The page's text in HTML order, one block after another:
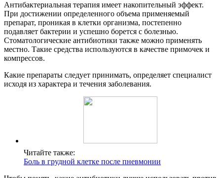
Антибактериальная терапия имеет накопительный эффект.
При достижении определенного объема применяемый
препарат, проникая в клетки организма, постепенно
подавляет бактерии и успешно борется с болезнью.
Стоматологические антибиотики также можно применять
местно. Такие средства используются в качестве примочек и
компрессов.
Какие препараты следует принимать, определяет специалист
исходя из характера и течения заболевания.
Читайте также:
Боль в грудной клетке после пневмонии